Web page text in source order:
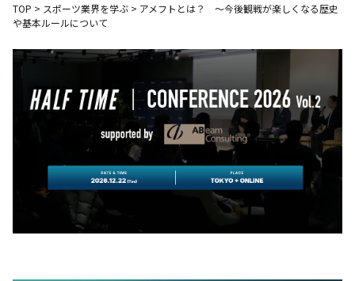
TOP > スポーツ業界を学ぶ > アメフトとは？ ～今後観戦が楽しくなる歴史
や基本ルールについて